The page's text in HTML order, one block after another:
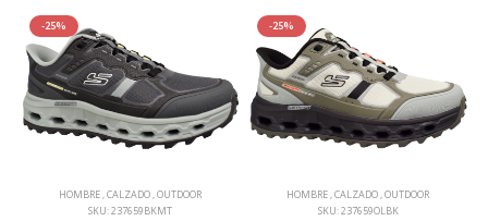
-25%
HOMBRE,CALZADO,OUTDOOR
SKU: 237659BKMT
-25%
HOMBRE,CALZADO,OUTDOOR
SKU: 237659OLBK